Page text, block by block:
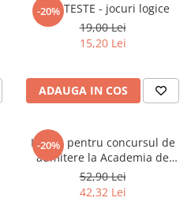
-20%
MINI TESTE - jocuri logice
19,00 Lei
15,20 Lei
ADAUGA IN COS
-20%
Istorie pentru concursul de
admitere la Academia de
Poliție
52,90 Lei
42,32 Lei